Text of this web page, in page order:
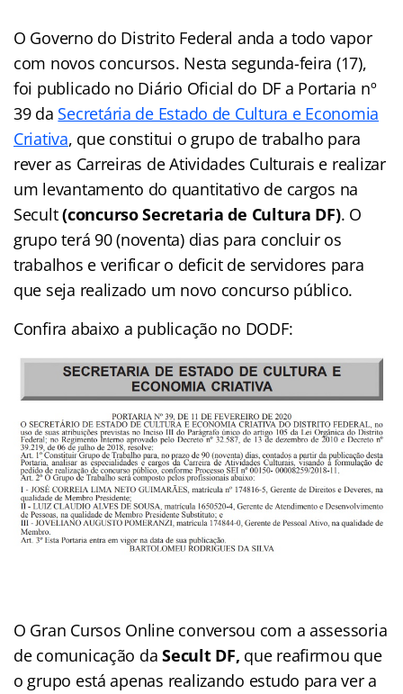
O Governo do Distrito Federal anda a todo vapor
com novos concursos. Nesta segunda-feira (17),
foi publicado no Diário Oficial do DF a Portaria nº
39 da Secretária de Estado de Cultura e Economia
Criativa, que constitui o grupo de trabalho para
rever as Carreiras de Atividades Culturais e realizar
um levantamento do quantitativo de cargos na
Secult(concurso Secretaria de Cultura DF). O
grupo terá 90 (noventa) dias para concluir os
trabalhos e verificar o deficit de servidores para
que seja realizado um novo concurso público.
Confira abaixo a publicação no DODF:
O Gran Cursos Online conversou com a assessoria
de comunicação daSecult DF, que reafirmou que
o grupo está apenas realizando estudo para ver a